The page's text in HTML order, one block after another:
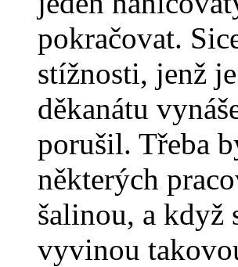
pokračovat.
stížnosti, jenž
děkanátu
porušil. Třeba
některých
šalinou, a když
vyvinou